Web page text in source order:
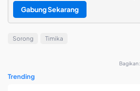
Gabung Sekarang
Sorong Timika
Bagikan:
Trending